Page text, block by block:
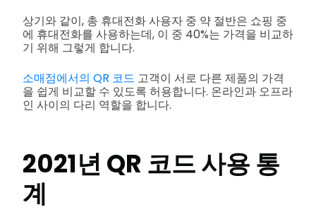
상기와 같이, 총 휴대전화 사용자 중 약 절반은 쇼핑 중
에 휴대전화를 사용하는데, 이 중 40%는 가격을 비교하
기 위해 그렇게 합니다.
소매점에서의 QR 코드 고객이 서로 다른 제품의 가격
을 쉽게 비교할 수 있도록 허용합니다. 온라인과 오프라
인 사이의 다리 역할을 합니다.
2021년 QR 코드 사용 통
계